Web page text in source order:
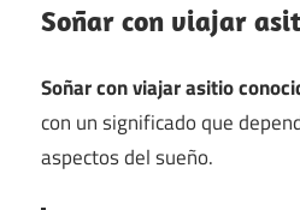
Soñar con viajar
Soñar con viajar asitio
con un significado que
aspectos del sueño.